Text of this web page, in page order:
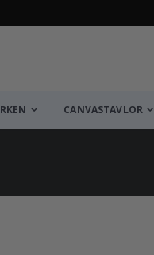
CANVASTAVLOR